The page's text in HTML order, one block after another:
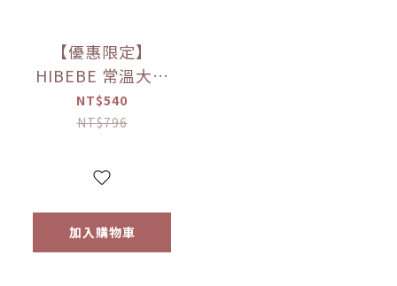
【優惠限定】
HIBEBE 常溫大寶
寶粥系列 雙花豬肉
粥/蓮藕雞肉粥/栗子
(四包入/組)（9個月
NT$540
NT$796
加入購物車